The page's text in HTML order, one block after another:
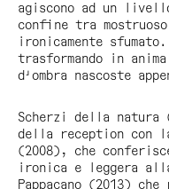
agiscono ad un
confine tra
ironicamente
trasformando in
d'ombra nascoste
Scherzi della natura
della reception con
(2008), che
ironica e leggera
Pappacano (2013) che